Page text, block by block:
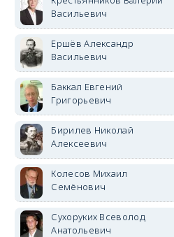
Васильевич
Ершёв Александр
Васильевич
Баккал Евгений
Григорьевич
Бирилев Николай
Алексеевич
Колесов Михаил
Семёнович
Сухоруких Всеволод
Анатольевич